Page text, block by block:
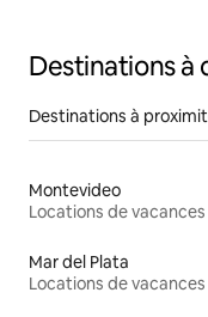
Destinations à
Destinations à
Montevideo
Locations de vacances
Mar del Plata
Locations de vacances